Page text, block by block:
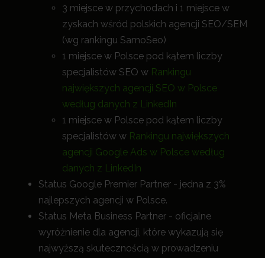
3 miejsce w przychodach i 1 miejsce w
zyskach wśród polskich agencji SEO/SEM
(wg rankingu SamoSeo)
1 miejsce w Polsce pod kątem liczby
specjalistów SEO w Rankingu
największych agencji SEO w Polsce
według danych z LinkedIn
1 miejsce w Polsce pod kątem liczby
specjalistów w Rankingu największych
agencji Google Ads w Polsce według
danych z LinkedIn
Status Google Premier Partner - jedna z 3%
najlepszych agencji w Polsce.
Status Meta Business Partner - oficjalne
wyróżnienie dla agencji, które wykazują się
najwyższą skutecznością w prowadzeniu